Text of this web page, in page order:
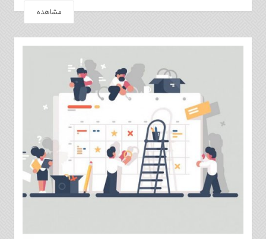
مشاهده